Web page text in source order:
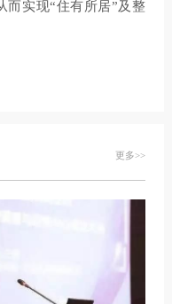
而实现“住有所居”及整
更多>>